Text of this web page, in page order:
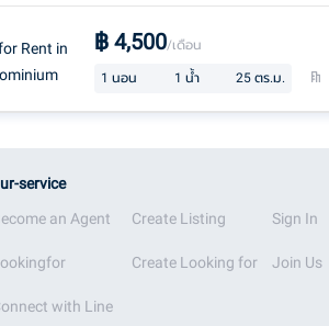
Rent in
฿ 4,500/เดือน
1 นอน 1 น้ำ 25 ตร.ม.
service
an Agent
with Line
Create Listing
Create Looking for
Sign In
Join Us